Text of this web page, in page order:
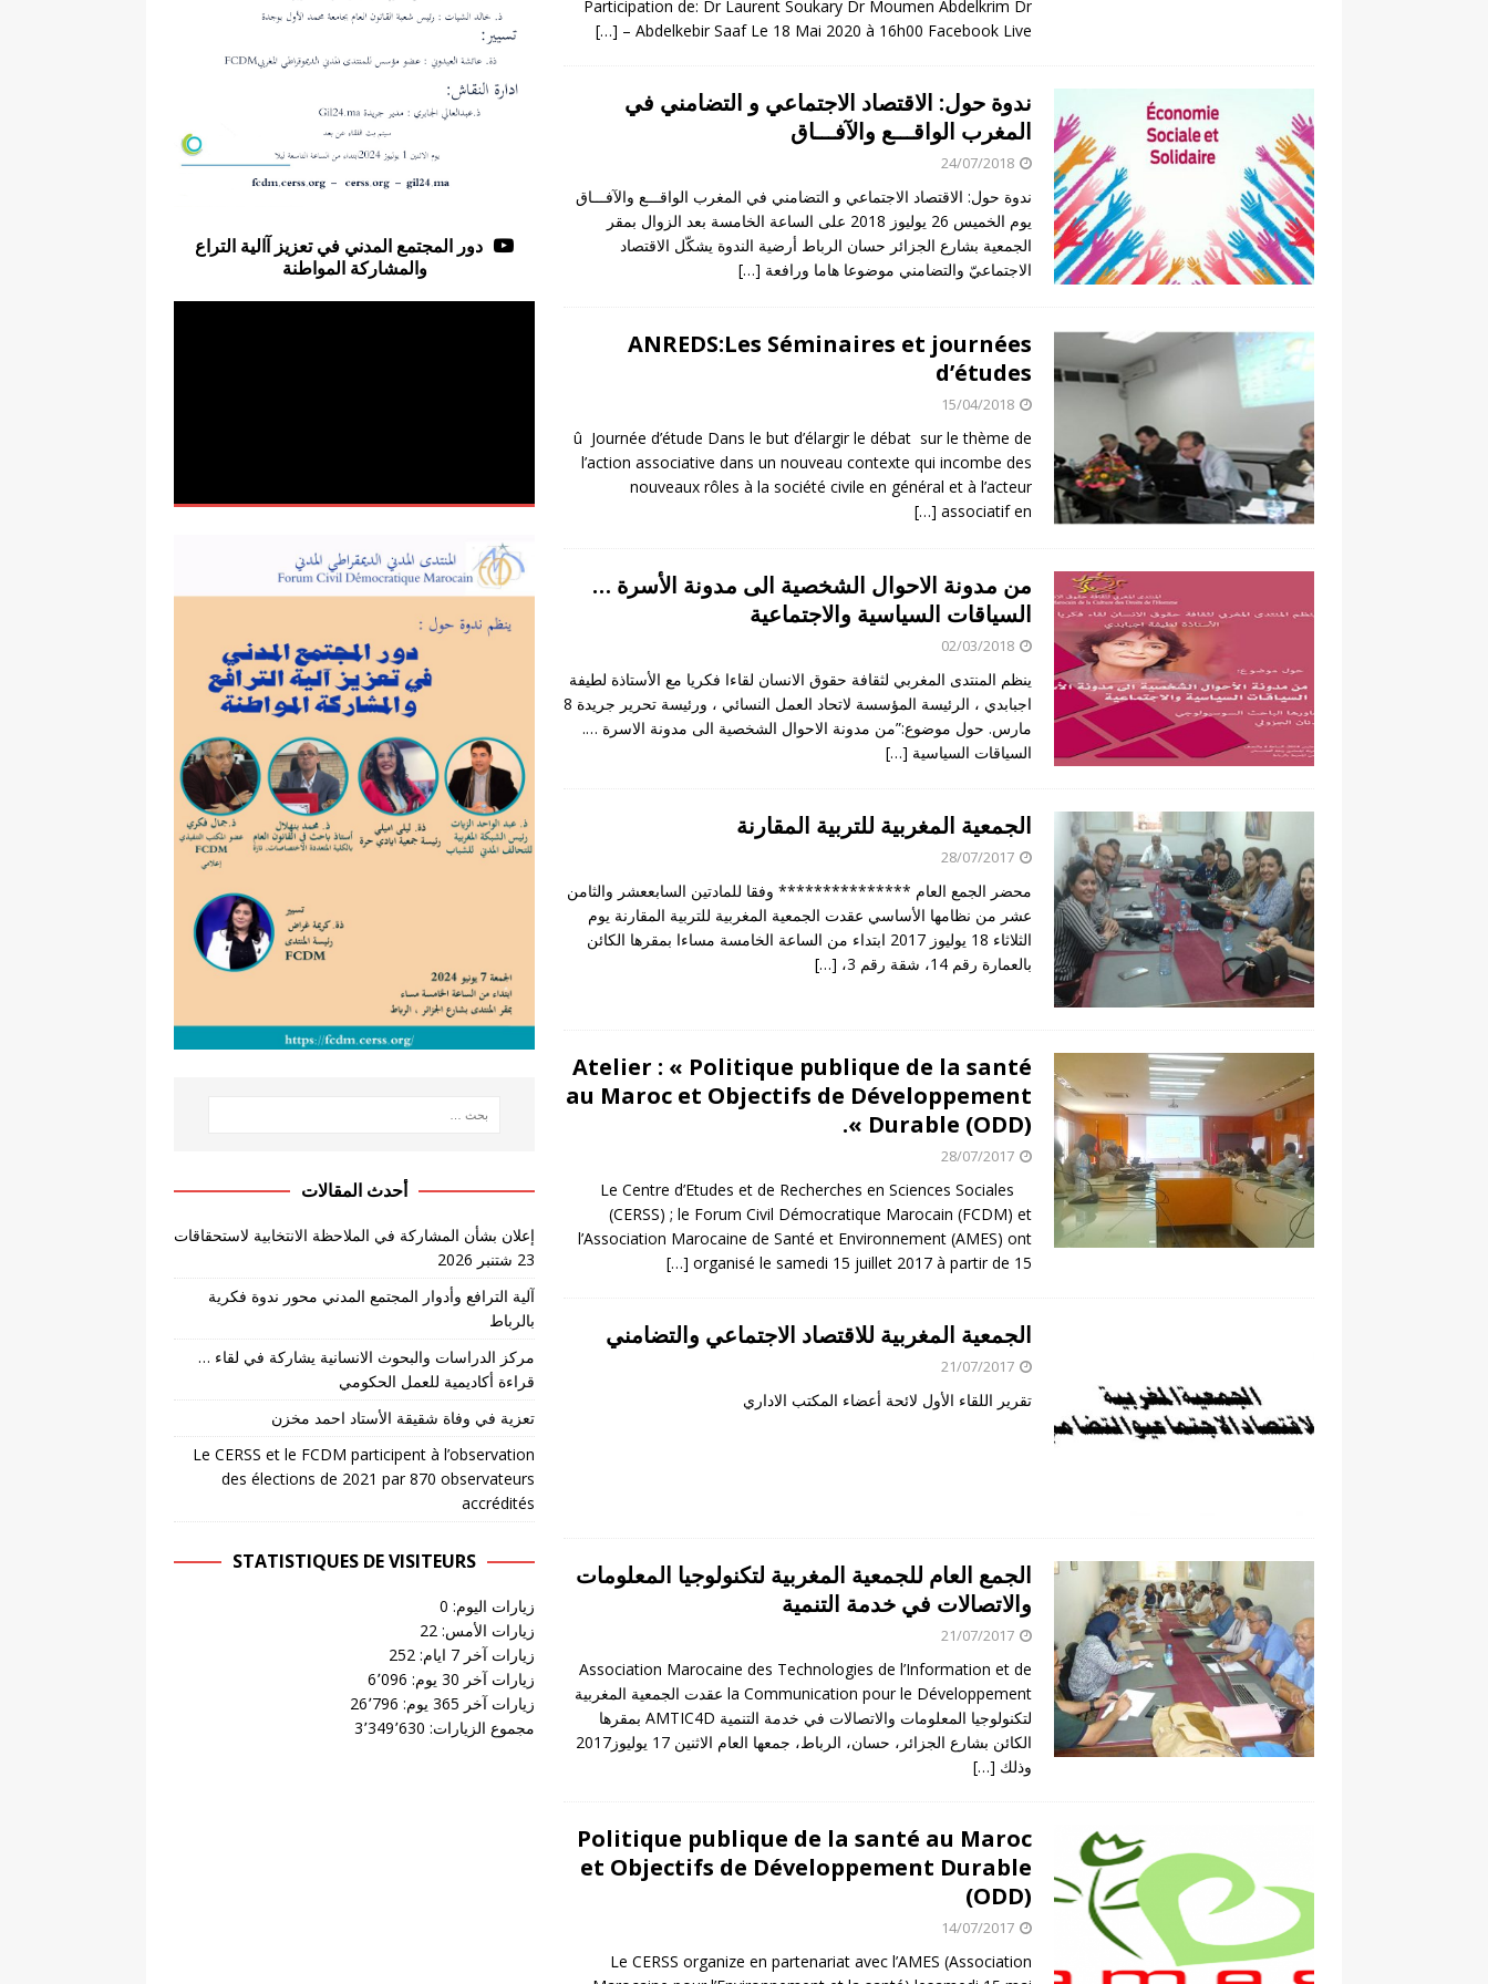
Participation de: Dr Laurent Soukary Dr Moumen Abdelkrim Dr
Abdelkebir Saaf Le 18 Mai 2020 à 16h00 Facebook Live –
[…]
ندوة حول: الاقتصاد الاجتماعي و التضامني في
المغرب الواقـــع والآفـــاق
24/07/2018
ندوة حول: الاقتصاد الاجتماعي و التضامني في المغرب الواقـــع والآفـــاق
يوم الخميس 26 يوليوز 2018 على الساعة الخامسة بعد الزوال بمقر
الجمعية بشارع الجزائر حسان الرباط أرضية الندوة يشكّل الاقتصاد
الاجتماعيّ والتضامني موضوعا هاما ورافعة […]
ANREDS:Les Séminaires et journées
d’études
15/04/2018
û Journée d’étude Dans le but d’élargir le débat sur le thème de
l’action associative dans un nouveau contexte qui incombe des
nouveaux rôles à la société civile en général et à l’acteur
associatif en
[…]
من مدونة الاحوال الشخصية الى مدونة الأسرة …
السياقات السياسية والاجتماعية
02/03/2018
ينظم المنتدى المغربي لثقافة حقوق الانسان لقاءا فكريا مع الأستاذة لطيفة
اجبابدي ، الرئيسة المؤسسة لاتحاد العمل النسائي ، ورئيسة تحرير جريدة 8
مارس. حول موضوع:”من مدونة الاحوال الشخصية الى مدونة الاسرة ….
السياقات السياسية […]
الجمعية المغربية للتربية المقارنة
28/07/2017
محضر الجمع العام *************** وفقا للمادتين السابععشر والثامن
عشر من نظامها الأساسي عقدت الجمعية المغربية للتربية المقارنة يوم
الثلاثاء 18 يوليوز 2017 ابتداء من الساعة الخامسة مساءا بمقرها الكائن
بالعمارة رقم 14، شقة رقم 3،
[…]
Atelier : « Politique publique de la santé
au Maroc et Objectifs de Développement
Durable (ODD) ».
28/07/2017
Le Centre d’Etudes et de Recherches en Sciences Sociales
(CERSS) ; le Forum Civil Démocratique Marocain (FCDM) et
l’Association Marocaine de Santé et Environnement (AMES) ont
organisé le samedi 15 juillet 2017 à partir de 15
[…]
الجمعية المغربية للاقتصاد الاجتماعي والتضامني
21/07/2017
تقرير اللقاء الأول لائحة أعضاء المكتب الاداري
الجمع العام للجمعية المغربية لتكنولوجيا المعلومات
والاتصالات في خدمة التنمية
21/07/2017
Association Marocaine des Technologies de l’Information et de
la Communication pour le Développement عقدت الجمعية المغربية
لتكنولوجيا المعلومات والاتصالات في خدمة التنمية AMTIC4D بمقرها
الكائن بشارع الجزائر، حسان، الرباط، جمعها العام الاثنين 17 يوليوز2017
وذلك […]
Politique publique de la santé au Maroc
et Objectifs de Développement Durable
(ODD)
14/07/2017
Le CERSS organize en partenariat avec l’AMES (Association
دور المجتمع المدني في تعزيز آالية التراع
والمشاركة المواطنة
أحدث المقالات
إعلان بشأن المشاركة في الملاحظة الانتخابية لاستحقاقات
23 شتنبر 2026
آلية الترافع وأدوار المجتمع المدني محور ندوة فكرية
بالرباط
مركز الدراسات والبحوث الانسانية يشاركة في لقاء …
قراءة أكاديمية للعمل الحكومي
تعزية في وفاة شقيقة الأستاد احمد مخزن
Le CERSS et le FCDM participent à l’observation
des élections de 2021 par 870 observateurs
accrédités
STATISTIQUES DE VISITEURS
زيارات اليوم: 0
زيارات الأمس: 22
زيارات آخر 7 ايام:
252
زيارات آخر 30 يوم:
6٬096
زيارات آخر 365 يوم:
26٬796
مجموع الزيارات: 3٬349٬630